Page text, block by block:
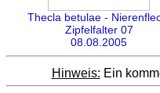
Thecla betulae -
Zipfelfalter 07
08.08.2005
Hinweis: Ein